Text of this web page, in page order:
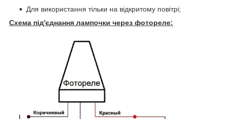
Для використання тільки на відкритому повітрі;
Схема під'єднання лампочки через фотореле: